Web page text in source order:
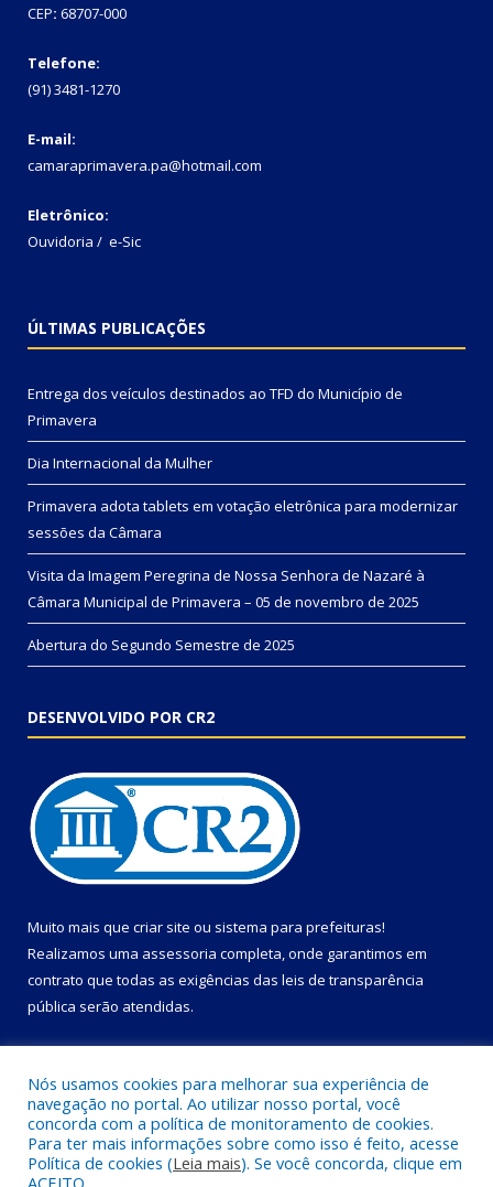
CEP: 68707-000
Telefone:
(91) 3481-1270
E-mail:
camaraprimavera.pa@hotmail.com
Eletrônico:
Ouvidoria / e-Sic
ÚLTIMAS PUBLICAÇÕES
Entrega dos veículos destinados ao TFD do Município de
Primavera
Dia Internacional da Mulher
Primavera adota tablets em votação eletrônica para modernizar
sessões da Câmara
Visita da Imagem Peregrina de Nossa Senhora de Nazaré à
Câmara Municipal de Primavera – 05 de novembro de 2025
Abertura do Segundo Semestre de 2025
DESENVOLVIDO POR CR2
Muito mais que criar site ou sistema para prefeituras!
Realizamos uma assessoria completa, onde garantimos em
contrato que todas as exigências das leis de transparência
pública serão atendidas.
Todos os direitos reservados a Câmara Municipal de Primavera.
Nós usamos cookies para melhorar sua experiência de
navegação no portal. Ao utilizar nosso portal, você
concorda com a política de monitoramento de cookies.
Para ter mais informações sobre como isso é feito, acesse
Política de cookies (Leia mais). Se você concorda, clique em
ACEITO.